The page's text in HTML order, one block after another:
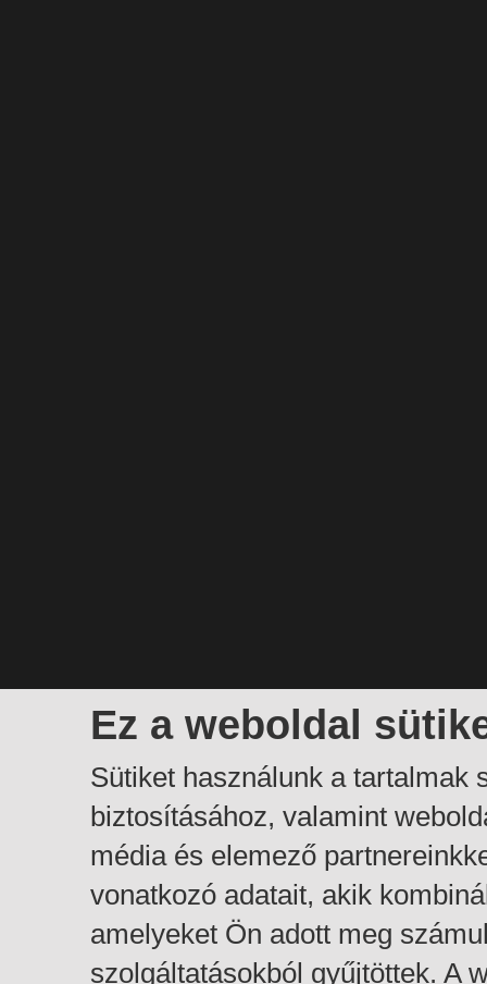
Ez a weboldal
Sütiket használunk a tartalmak
biztosításához, valamint
média és elemező
vonatkozó adatait, akik
amelyeket Ön adott meg
szolgáltatásokból gyűjtöttek. A